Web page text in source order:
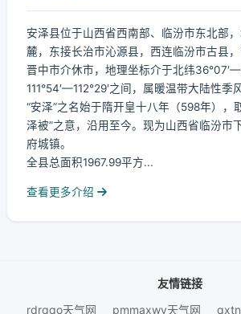
安泽县位于山西省西南部、临汾市东北部
麓，东接长治市沁源县，西连临汾市古县
晋中市介休市，地理坐标介于北纬
111°54′—112°29′之间，属暖温带大陆性季
“安泽”之名始于隋开皇十八年（598年），
泽被”之意，沿用至今。现为山西省临汾市
府城镇。
全县总面积1967.99平方...
查看更多介绍
友情链接
rdrqqo天气网
pmmaxwy天气网